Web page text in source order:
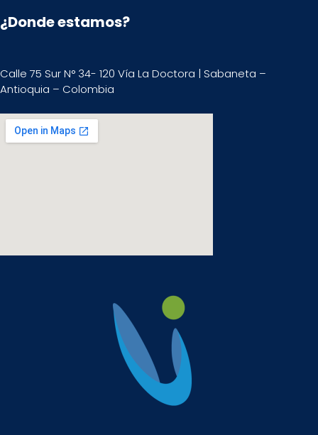
¿Donde estamos?
Calle 75 Sur N° 34- 120 Vía La Doctora | Sabaneta –
Antioquia – Colombia